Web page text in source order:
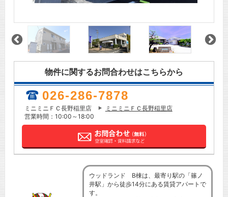
物件に関するお問合わせはこちらから
026-286-7878
ミニミニＦＣ長野稲里店
ミニミニＦＣ長野稲里店
営業時間：10:00～18:00
ウッドランド B棟は、最寄り駅の「篠ノ
井駅」から徒歩14分にある賃貸アパートで
す。